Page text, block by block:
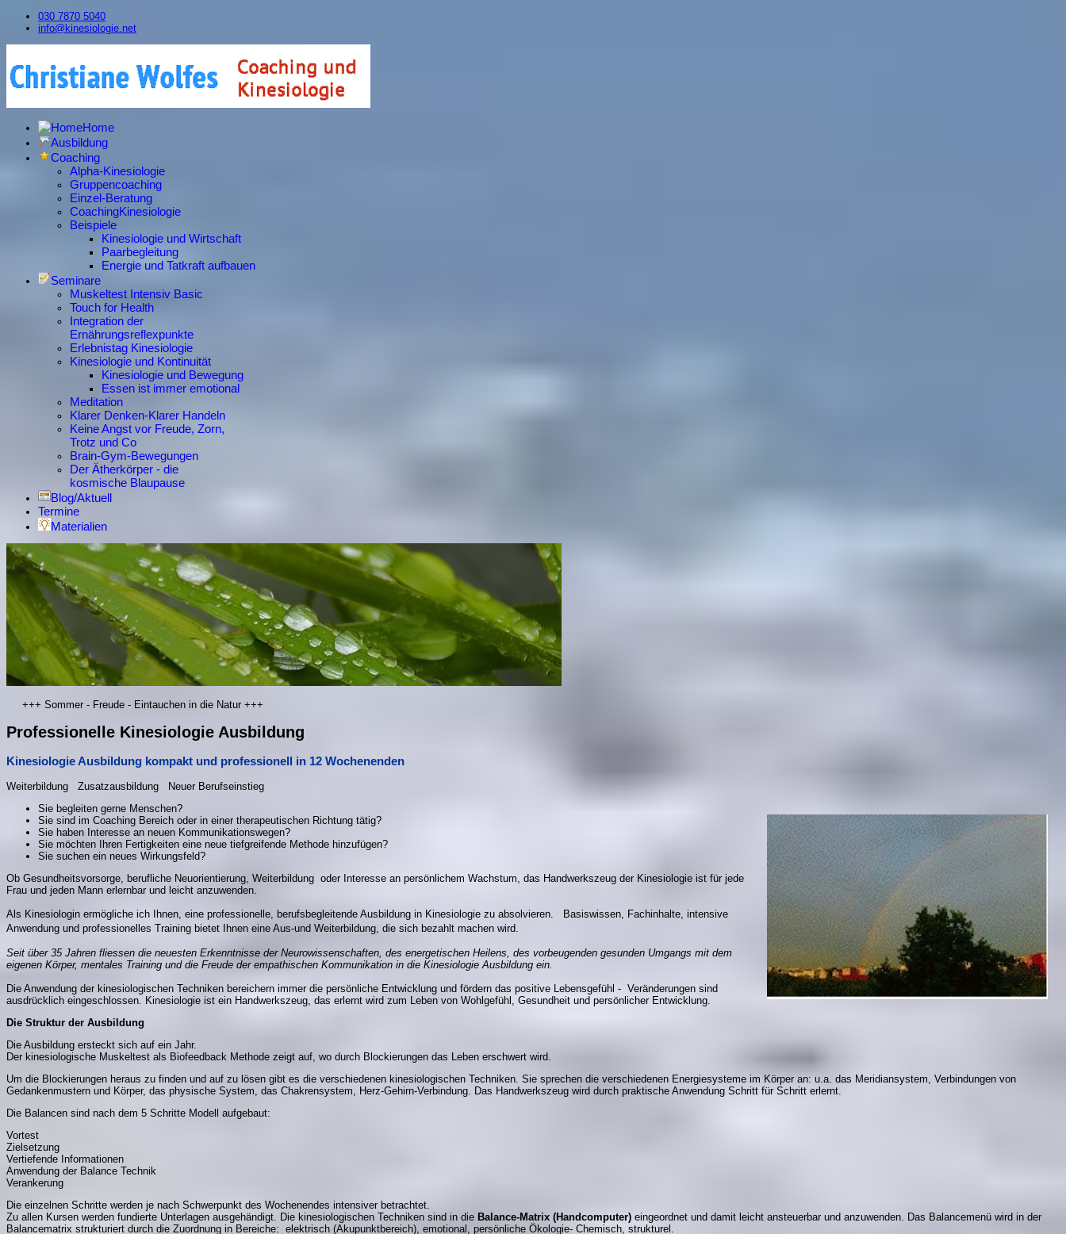
030 7870 5040
info@kinesiologie.net
Home
Ausbildung
Coaching
Alpha-Kinesiologie
Gruppencoaching
Einzel-Beratung
CoachingKinesiologie
Beispiele
Kinesiologie und Wirtschaft
Paarbegleitung
Energie und Tatkraft aufbauen
Seminare
Muskeltest Intensiv Basic
Touch for Health
Integration der
Ernährungsreflexpunkte
Erlebnistag Kinesiologie
Kinesiologie und Kontinuität
Kinesiologie und Bewegung
Essen ist immer emotional
Meditation
Klarer Denken-Klarer Handeln
Keine Angst vor Freude, Zorn,
Trotz und Co
Brain-Gym-Bewegungen
Der Ätherkörper - die
kosmische Blaupause
Blog/Aktuell
Termine
Materialien
+++ Sommer - Freude - Eintauchen in die Natur +++
Professionelle Kinesiologie Ausbildung
Kinesiologie Ausbildung kompakt und professionell in 12 Wochenenden
Weiterbildung Zusatzausbildung Neuer Berufseinstieg
Sie begleiten gerne Menschen?
Sie sind im Coaching Bereich oder in einer therapeutischen Richtung tätig?
Sie haben Interesse an neuen Kommunikationswegen?
Sie möchten Ihren Fertigkeiten eine neue tiefgreifende Methode hinzufügen?
Sie suchen ein neues Wirkungsfeld?
Ob Gesundheitsvorsorge, berufliche Neuorientierung, Weiterbildung oder Interesse an persönlichem Wachstum, das Handwerkszeug der Kinesiologie ist für jede
Frau und jeden Mann erlernbar und leicht anzuwenden.
Als Kinesiologin ermögliche ich Ihnen, eine professionelle, berufsbegleitende Ausbildung in Kinesiologie zu absolvieren. Basiswissen, Fachinhalte, intensive
Anwendung und professionelles Training bietet Ihnen eine Aus-und Weiterbildung, die sich bezahlt machen wird.
Seit über 35 Jahren fliessen die neuesten Erkenntnisse der Neurowissenschaften, des energetischen Heilens, des vorbeugenden gesunden Umgangs mit dem
eigenen Körper, mentales Training und die Freude der empathischen Kommunikation in die Kinesiologie Ausbildung ein.
Die Anwendung der kinesiologischen Techniken bereichern immer die persönliche Entwicklung und fördern das positive Lebensgefühl - Veränderungen sind
ausdrücklich eingeschlossen. Kinesiologie ist ein Handwerkszeug, das erlernt wird zum Leben von Wohlgefühl, Gesundheit und persönlicher Entwicklung.
Die Struktur der Ausbildung
Die Ausbildung ersteckt sich auf ein Jahr.
Der kinesiologische Muskeltest als Biofeedback Methode zeigt auf, wo durch Blockierungen das Leben erschwert wird.
Um die Blockierungen heraus zu finden und auf zu lösen gibt es die verschiedenen kinesiologischen Techniken. Sie sprechen die verschiedenen Energiesysteme im Körper an: u.a. das Meridiansystem, Verbindungen von
Gedankenmustern und Körper, das physische System, das Chakrensystem, Herz-Gehirn-Verbindung. Das Handwerkszeug wird durch praktische Anwendung Schritt für Schritt erlernt.
Die Balancen sind nach dem 5 Schritte Modell aufgebaut:
Vortest
Zielsetzung
Vertiefende Informationen
Anwendung der Balance Technik
Verankerung
Die einzelnen Schritte werden je nach Schwerpunkt des Wochenendes intensiver betrachtet.
Zu allen Kursen werden fundierte Unterlagen ausgehändigt. Die kinesiologischen Techniken sind in die Balance-Matrix (Handcomputer) eingeordnet und damit leicht ansteuerbar und anzuwenden. Das Balancemenü wird in der
Balancematrix strukturiert durch die Zuordnung in Bereiche: elektrisch (Akupunktbereich), emotional, persönliche Ökologie- Chemisch, strukturel.